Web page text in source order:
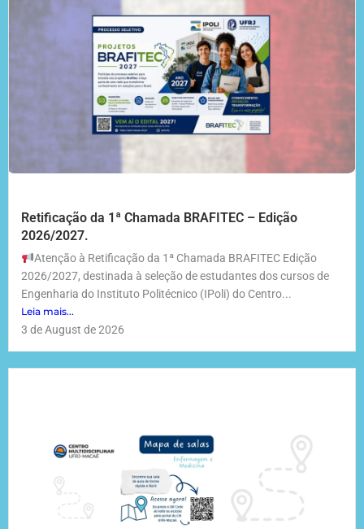
Retificação da 1ª Chamada BRAFITEC – Edição
2026/2027.
Atenção à Retificação da 1ª Chamada BRAFITEC Edição
2026/2027, destinada à seleção de estudantes dos cursos de
Engenharia do Instituto Politécnico (IPoli) do Centro...
Leia mais...
3 de August de 2026